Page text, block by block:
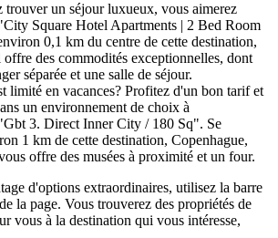
trouver un séjour luxueux, vous aimerez
Square Hotel Apartments | 2 Bed Room
0,1 km du centre de cette destination,
des commodités exceptionnelles, dont
séparée et une salle de séjour.
limité en vacances? Profitez d'un bon tarif et
un environnement de choix à
3. Direct Inner City / 180 Sq". Se
1 km de cette destination, Copenhague,
offre des musées à proximité et un four.
d'options extraordinaires, utilisez la barre
la page. Vous trouverez des propriétés de
vous à la destination qui vous intéresse,